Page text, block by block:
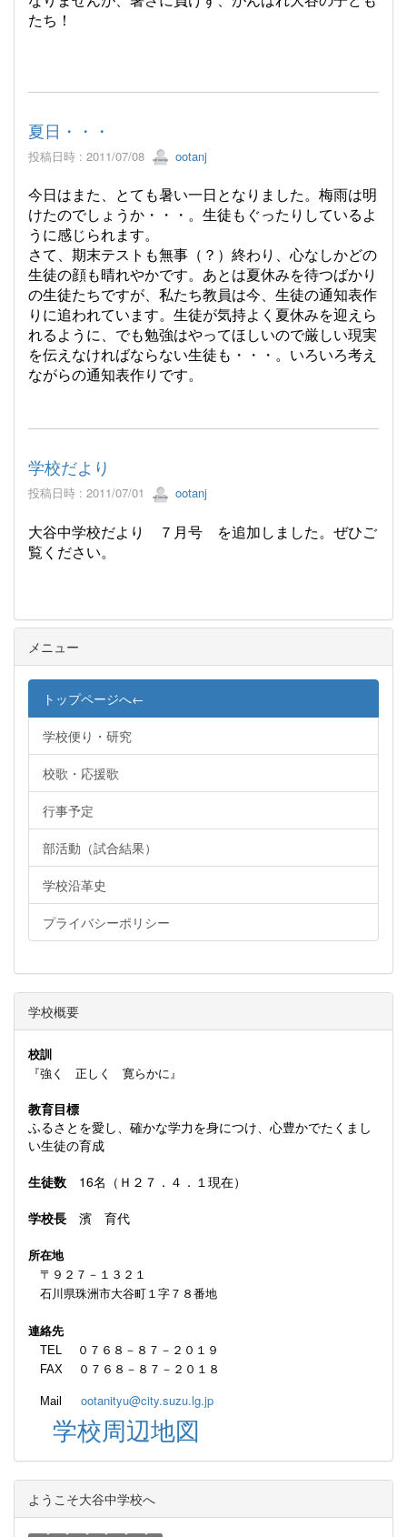
たち！
夏日・・・
投稿日時 : 2011/07/08 ootanj
今日はまた、とても暑い一日となりました。梅雨は明
けたのでしょうか・・・。生徒もぐったりしているよ
うに感じられます。
さて、期末テストも無事（？）終わり、心なしかどの
生徒の顔も晴れやかです。あとは夏休みを待つばかり
の生徒たちですが、私たち教員は今、生徒の通知表作
りに追われています。生徒が気持よく夏休みを迎えら
れるように、でも勉強はやってほしいので厳しい現実
を伝えなければならない生徒も・・・。いろいろ考え
ながらの通知表作りです。
学校だより
投稿日時 : 2011/07/01 ootanj
大谷中学校だより ７月号 を追加しました。ぜひご
覧ください。
メニュー
トップページへ←
学校便り・研究
校歌・応援歌
行事予定
部活動（試合結果）
学校沿革史
プライバシーポリシー
学校概要
校訓
『強く 正しく 寛らかに』
教育目標
ふるさとを愛し、確かな学力を身につけ、心豊かでたくまし
い生徒の育成
生徒数 16名（Ｈ２７．４．１現在）
学校長 濱 育代
所在地
〒９２７－１３２１
石川県珠洲市大谷町１字７８番地
連絡先
TEL ０７６８－８７－２０１９
FAX ０７６８－８７－２０１８
Mail ootanityu@city.suzu.lg.jp
学校周辺地図
ようこそ大谷中学校へ